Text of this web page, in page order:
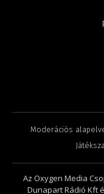
Moderációs
Az Oxygen Media
Dunapart Rádió Kft